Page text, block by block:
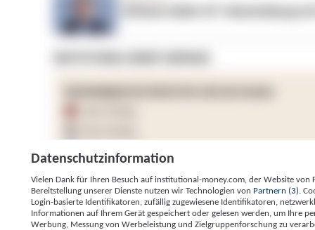
Datenschutzinformation
Vielen Dank für Ihren Besuch auf institutional-money.com, der Website von
Bereitstellung unserer Dienste nutzen wir Technologien von Partnern (3) .
Login-basierte Identifikatoren, zufällig zugewiesene Identifikatoren,
Informationen auf Ihrem Gerät gespeichert oder gelesen werden, um Ihre
Werbung, Messung von Werbeleistung und Zielgruppenforschung zu